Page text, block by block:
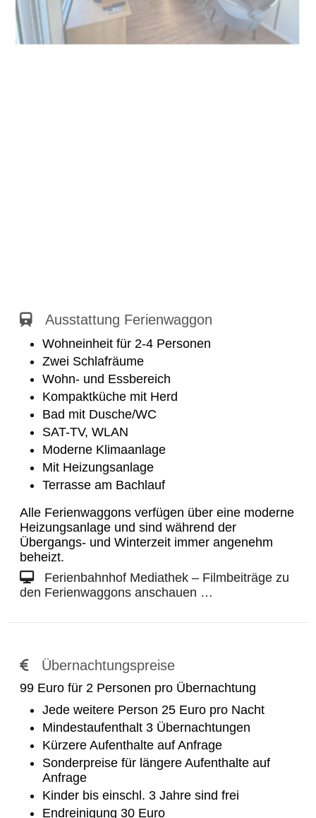
Ausstattung Ferienwaggon
Wohneinheit für 2-4 Personen
Zwei Schlafräume
Wohn- und Essbereich
Kompaktküche mit Herd
Bad mit Dusche/WC
SAT-TV, WLAN
Moderne Klimaanlage
Mit Heizungsanlage
Terrasse am Bachlauf
Alle Ferienwaggons verfügen über eine moderne
Heizungsanlage und sind während der
Übergangs- und Winterzeit immer angenehm
beheizt.
Ferienbahnhof Mediathek – Filmbeiträge zu
den Ferienwaggons anschauen …
Übernachtungspreise
99 Euro für 2 Personen pro Übernachtung
Jede weitere Person 25 Euro pro Nacht
Mindestaufenthalt 3 Übernachtungen
Kürzere Aufenthalte auf Anfrage
Sonderpreise für längere Aufenthalte auf
Anfrage
Kinder bis einschl. 3 Jahre sind frei
Endreinigung 30 Euro